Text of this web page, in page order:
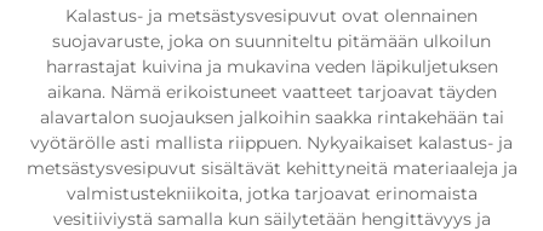
Kalastus- ja metsästysvesipuvut ovat olennainen
suojavaruste, joka on suunniteltu pitämään ulkoilun
harrastajat kuivina ja mukavina veden läpikuljetuksen
aikana. Nämä erikoistuneet vaatteet tarjoavat täyden
alavartalon suojauksen jalkoihin saakka rintakehään tai
vyötärölle asti mallista riippuen. Nykyaikaiset kalastus- ja
metsästysvesipuvut sisältävät kehittyneitä materiaaleja ja
valmistustekniikoita, jotka tarjoavat erinomaista
vesitiiviystä samalla kun säilytetään hengittävyys ja